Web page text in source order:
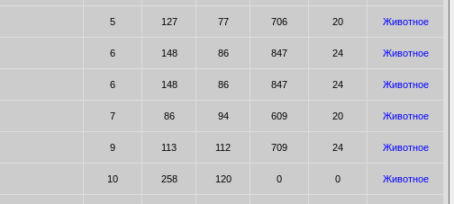
5 127 77 706 20 Животное
6 148 86 847 24 Животное
6 148 86 847 24 Животное
7 86 94 609 20 Животное
9 113 112 709 24 Животное
10 258 120 0 0 Животное